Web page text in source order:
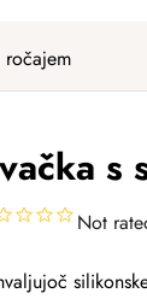
ročajem
s
Not